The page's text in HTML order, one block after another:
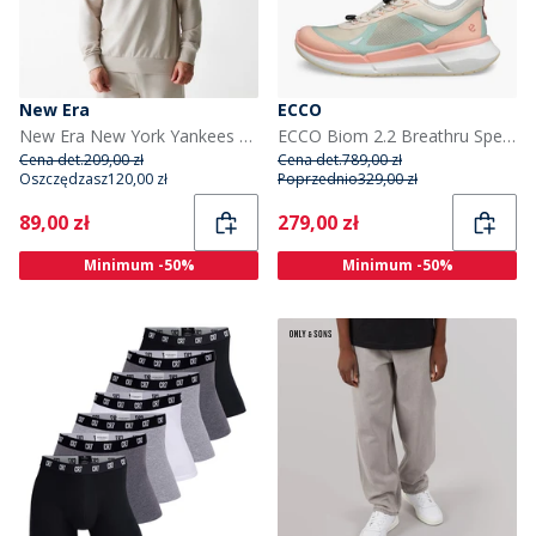
New Era
New Era New York Yankees bluza dla niego kolor Light Beige
Cena det.209,00 zł
Oszczędzasz120,00 zł
Current
89,00 zł
Minimum -50%
ECCO
ECCO Biom 2.2 Breathru Speedlace sneakersy dla niej kolor Dusty Peach/Limestone/Aquatic
Cena det.789,00 zł
Poprzednio329,00 zł
Current
279,00 zł
Minimum -50%